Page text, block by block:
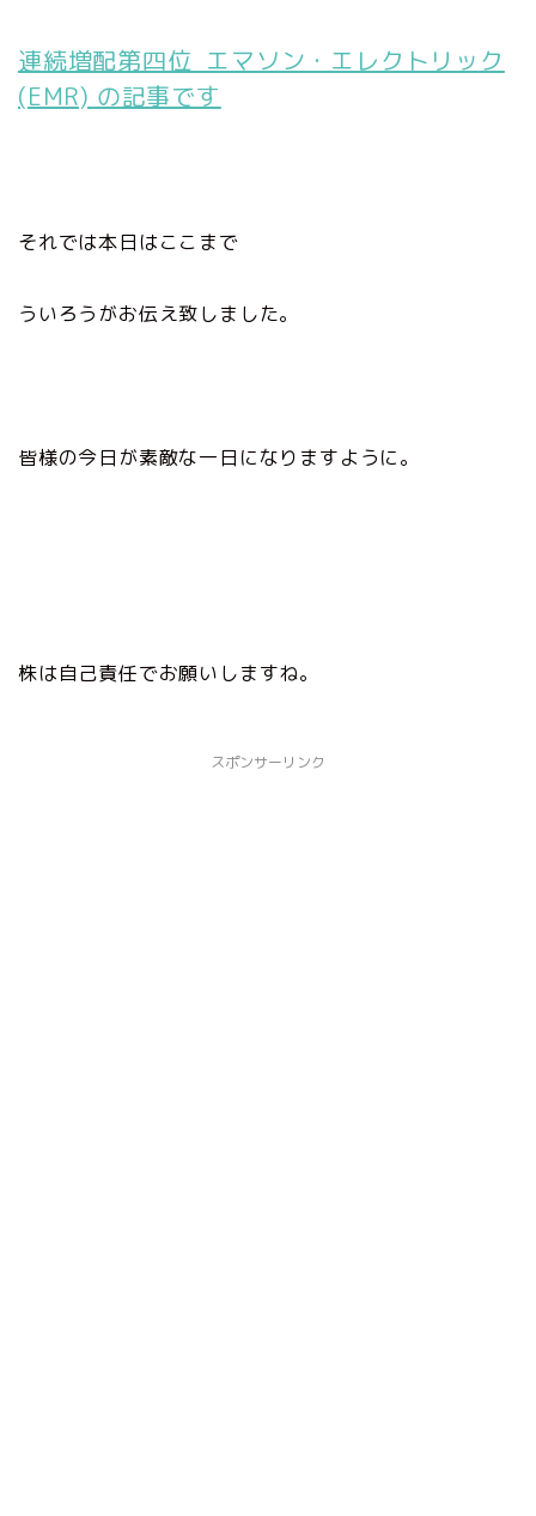
連続増配第四位 エマソン・エレクトリック
(EMR) の記事です
それでは本日はここまで
ういろうがお伝え致しました。
皆様の今日が素敵な一日になりますように。
株は自己責任でお願いしますね。
スポンサーリンク